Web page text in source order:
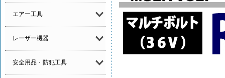
エアー工具
レーザー機器
安全用品・防犯工具